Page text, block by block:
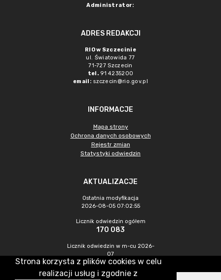
Administrator:
ADRES REDAKCJI
RIO w Szczecinie
ul. Światowida 77
71-727 Szczecin
tel. 91 4235200
email: szczecin@rio.gov.pl
INFORMACJE
Mapa strony
Ochrona danych osobowych
Rejestr zmian
Statystyki odwiedzin
AKTUALIZACJE
Ostatnia modyfikacja
2026-08-05 07:02:55
Licznik odwiedzin ogółem
170 083
Licznik odwiedzin w m-cu 2026-
07
311
Strona korzysta z plików cookies w celu
realizacji usług i zgodnie z